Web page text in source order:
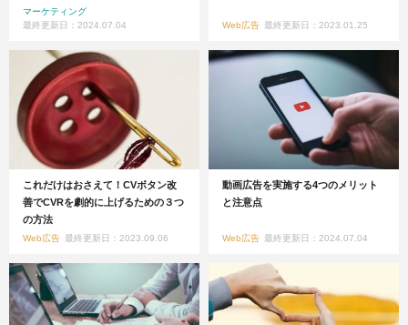
マーケティング
最終更新日：2024.07.04
Web広告 最終更新日：2023.01.25
これだけはおさえて！CVボタン改
善でCVRを劇的に上げるための３つ
の方法
Web広告 最終更新日：2023.09.06
動画広告を実施する4つのメリット
と注意点
Web広告 最終更新日：2024.07.04